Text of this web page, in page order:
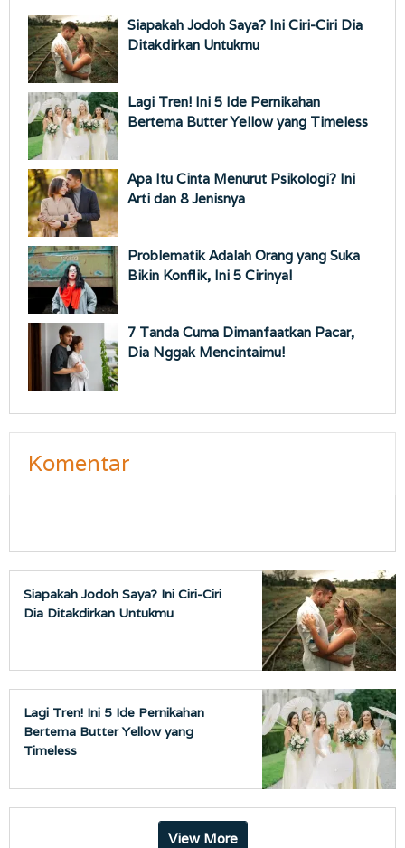
Siapakah Jodoh Saya? Ini Ciri-Ciri Dia
Ditakdirkan Untukmu
Lagi Tren! Ini 5 Ide Pernikahan
Bertema Butter Yellow yang Timeless
Apa Itu Cinta Menurut Psikologi? Ini
Arti dan 8 Jenisnya
Problematik Adalah Orang yang Suka
Bikin Konflik, Ini 5 Cirinya!
7 ⁠Tanda Cuma Dimanfaatkan Pacar,
Dia Nggak Mencintaimu!
Komentar
Siapakah Jodoh Saya? Ini Ciri-Ciri
Dia Ditakdirkan Untukmu
Lagi Tren! Ini 5 Ide Pernikahan
Bertema Butter Yellow yang
Timeless
View More